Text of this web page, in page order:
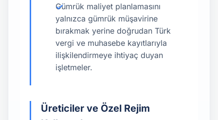
Gümrük maliyet planlamasını
yalnızca gümrük müşavirine
bırakmak yerine doğrudan Türk
vergi ve muhasebe kayıtlarıyla
ilişkilendirmeye ihtiyaç duyan
işletmeler.
Üreticiler ve Özel Rejim